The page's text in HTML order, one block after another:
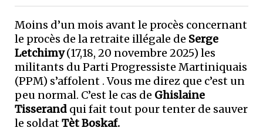
Moins d’un mois avant le procès concernant
le procès de la retraite illégale de Serge
Letchimy(17,18, 20 novembre 2025) les
militants du Parti Progressiste Martiniquais
(PPM) s’affolent . Vous me direz que c’est un
peu normal. C’est le cas de Ghislaine
Tisserand qui fait tout pour tenter de sauver
le soldatTèt Boskaf.